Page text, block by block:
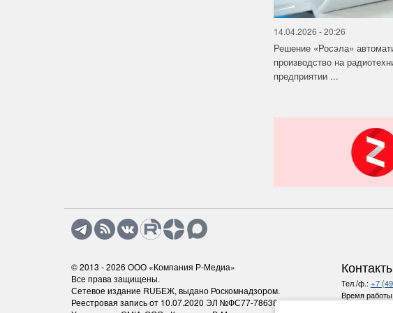
14.04.2026 - 20:26
Решение «Росэла»
производство на
предприятии ...
© 2013 - 2026 ООО «Компания Р-Медиа»
Все права защищены.
Сетевое издание RUБЕЖ, выдано Роскомнадзором.
Реестровая запись от 10.07.2020 ЭЛ №ФС77-78638
Тел./ф.:+7
Время